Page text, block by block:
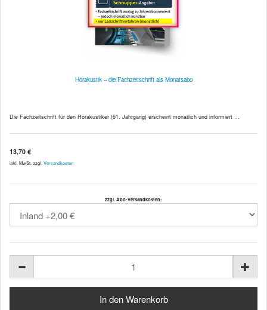
Hörakustik – die Fachzeitschrift als Monatsabo
Die Fachzeitschrift für den Hörakustiker (61. Jahrgang) erscheint monatlich und informiert ...
13,70 €
inkl. MwSt. zzgl. Versandkosten
zzgl. Abo-Versandkosten: